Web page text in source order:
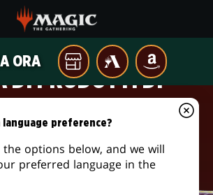
ORA
Il
tuo
negozio
zona
MTG
ARENA
AMAZON
DI PRODOTTI DI
DELLA TERRA DI
MEZZO
language preference?
options below, and we will
preferred language in the